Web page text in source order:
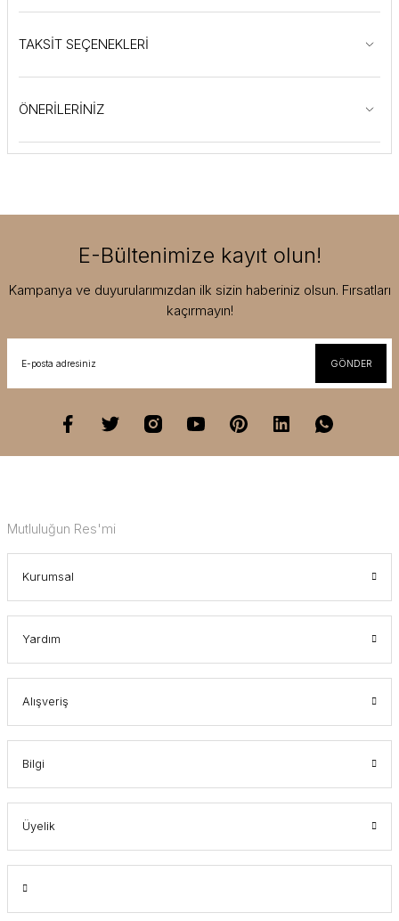
TAKSİT SEÇENEKLERİ
ÖNERİLERİNİZ
E-Bültenimize kayıt olun!
Kampanya ve duyurularımızdan ilk sizin haberiniz olsun. Fırsatları
kaçırmayın!
GÖNDER
Mutluluğun Res'mi
Kurumsal
Yardım
Alışveriş
Bilgi
Üyelik